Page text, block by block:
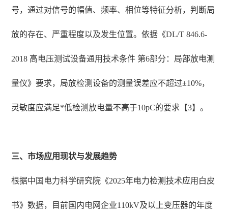
号，通过对信号的幅值、频率、相位等特征分析，判断局
放的存在、严重程度以及发生位置。依据《DL/T 846.6-
2018 高电压测试设备通用技术条件 第6部分：局部放电测
量仪》要求，局放检测设备的测量误差应不超过±10%，
灵敏度应满足*低检测放电量不高于10pC的要求【3】。
三、市场应用现状与发展趋势
根据中国电力科学研究院《2025年电力检测技术应用白皮
书》数据，目前国内电网企业110kV及以上变压器的年度